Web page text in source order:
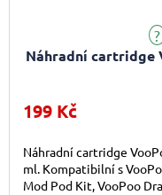
Náhradní cartridge
199 Kč
Náhradní cartridge
ml. Kompatibilní s
Mod Pod Kit, VooPoo